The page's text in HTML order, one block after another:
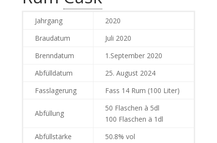
Jahrgang
2020
Braudatum
Juli 2020
Brenndatum
1.September 2020
Abfülldatum
25. August 2024
Fasslagerung
Fass 14 Rum (100 Liter)
Abfüllung
50 Flaschen à 5dl
100 Flaschen ä 1dl
Abfüllstärke
50.8% vol